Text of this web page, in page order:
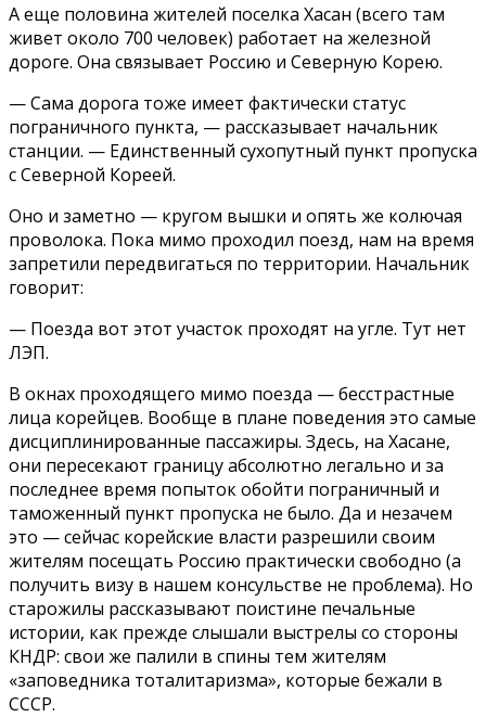
А еще половина жителей поселка Хасан (всего там
живет около 700 человек) работает на железной
дороге. Она связывает Россию и Северную Корею.
— Сама дорога тоже имеет фактически статус
пограничного пункта, — рассказывает начальник
станции. — Единственный сухопутный пункт пропуска
с Северной Кореей.
Оно и заметно — кругом вышки и опять же колючая
проволока. Пока мимо проходил поезд, нам на время
запретили передвигаться по территории. Начальник
говорит:
— Поезда вот этот участок проходят на угле. Тут нет
ЛЭП.
В окнах проходящего мимо поезда — бесстрастные
лица корейцев. Вообще в плане поведения это самые
дисциплинированные пассажиры. Здесь, на Хасане,
они пересекают границу абсолютно легально и за
последнее время попыток обойти пограничный и
таможенный пункт пропуска не было. Да и незачем
это — сейчас корейские власти разрешили своим
жителям посещать Россию практически свободно (а
получить визу в нашем консульстве не проблема). Но
старожилы рассказывают поистине печальные
истории, как прежде слышали выстрелы со стороны
КНДР: свои же палили в спины тем жителям
«заповедника тоталитаризма», которые бежали в
СССР.